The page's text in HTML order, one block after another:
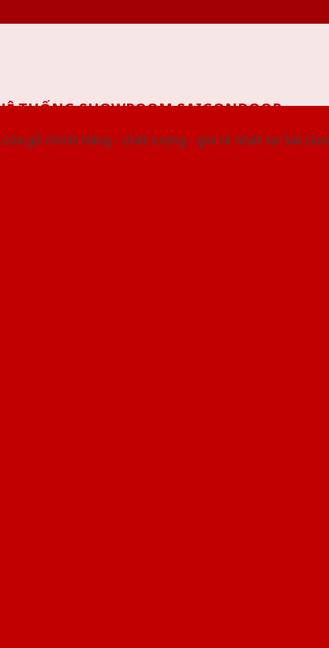
THỐNG SHOWROOM SAIGONDOOR
gỗ chính hãng - chất lượng - giá rẻ nhất tại Sài Gòn